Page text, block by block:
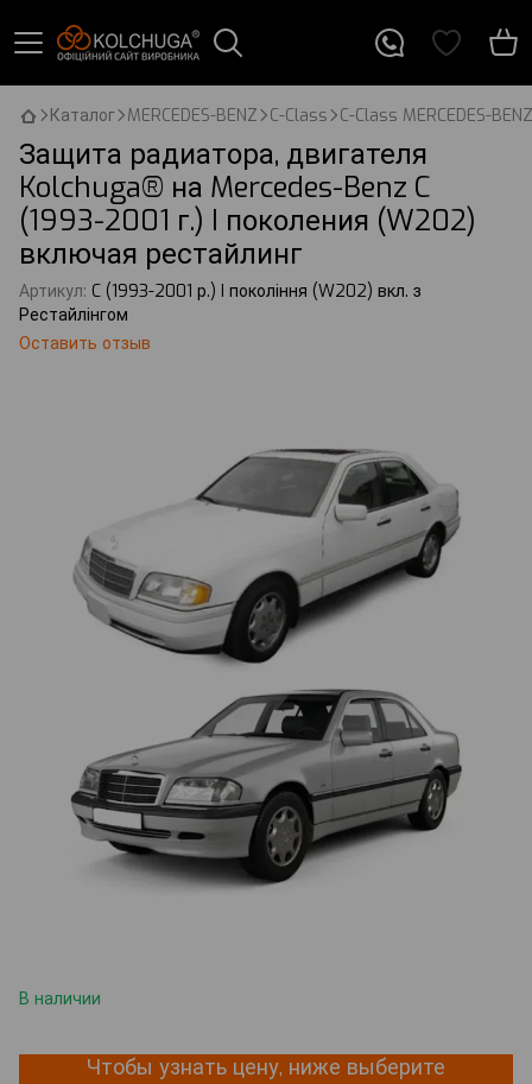
Каталог MERCEDES-BENZ C-Class C-Class MERCEDES-BENZ
Защита радиатора, двигателя
Kolchuga® на Mercedes-Benz C
(1993-2001 г.) I поколения (W202)
включая рестайлинг
Артикул: C (1993-2001 р.) I покоління (W202) вкл. з
Рестайлінгом
Оставить отзыв
В наличии
Чтобы узнать цену, ниже выберите